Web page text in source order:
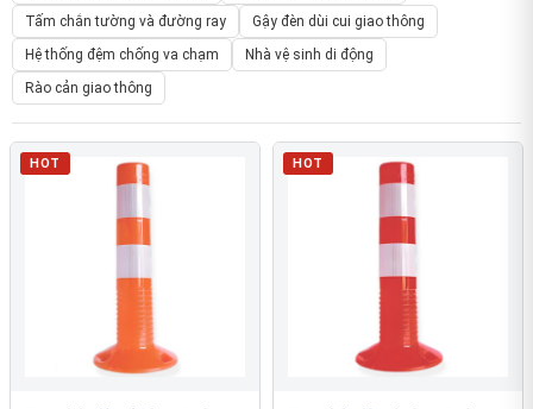
Tấm chắn tường và đường ray
Gậy đèn dùi cui giao thông
Hệ thống đệm chống va chạm
Nhà vệ sinh di động
Rào cản giao thông
HOT HOT